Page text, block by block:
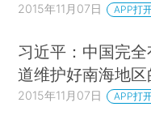
2015年11月07日 APP打
习近平：中国完
道维护好南海地
2015年11月07日 APP打